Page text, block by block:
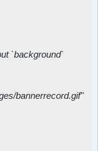
`background`
bannerrecord.gif"